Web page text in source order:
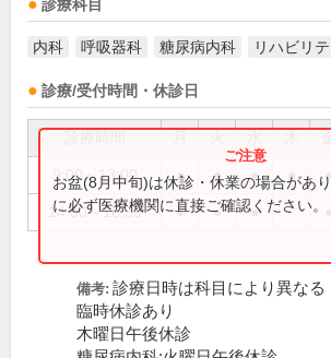
診療科目
内科 呼吸器科 糖尿病内科 リハビリ
診療/受付時間・休診日
9:00～13:00 ● ● ● ● ●
14:00～18:30 ● ● ●
お盆(8月中旬)は休診・休業の場合があ
に必ず医療機関に直接ご確認ください。
備考: 診療日時は科目により異なる
臨時休診あり
木曜日午後休診